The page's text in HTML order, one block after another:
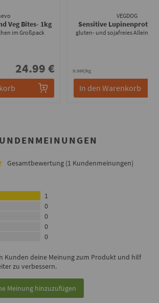
Veg Bites- 1kg
im Großpack
24.99 €
VEGDOG
Sensitive Lupinenprotein
gluten- und sojafreies
9.98€/kg
In den Warenkorb
Gesamtbewertung (1 Kundenmeinungen)
1
0
0
0
0
Kunden deine Meinung zum Produkt und hilf
zu verbessern.
Meinung hinzuzufügen